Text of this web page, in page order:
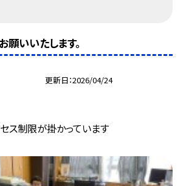
いいたします。
更新日 2026/04/24
ス制限が掛かっています